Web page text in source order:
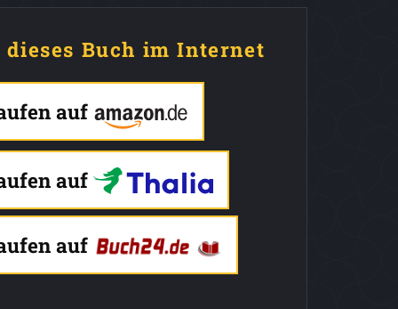
dieses Buch im Internet
auf
auf
auf